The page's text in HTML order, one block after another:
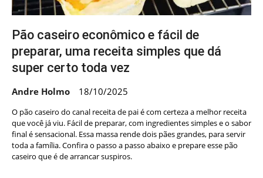
Pão caseiro econômico e fácil de
preparar, uma receita simples que dá
super certo toda vez
Andre Holmo 18/10/2025
O pão caseiro do canal receita de pai é com certeza a melhor receita
que você já viu. Fácil de preparar, com ingredientes simples e o sabor
final é sensacional. Essa massa rende dois pães grandes, para servir
toda a família. Confira o passo a passo abaixo e prepare esse pão
caseiro que é de arrancar suspiros.